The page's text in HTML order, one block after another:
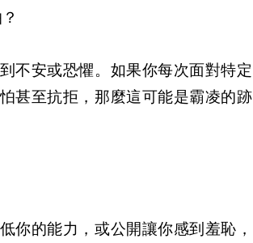
不安或恐懼。如果你每次面對特定
甚至抗拒，那麼這可能是霸凌的跡
你的能力，或公開讓你感到羞恥，